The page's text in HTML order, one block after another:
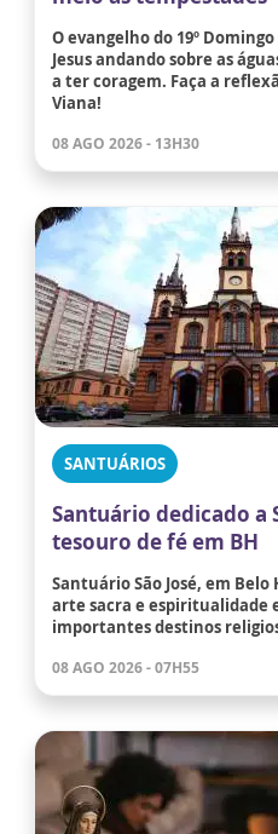
O evangelho do 19º
Jesus andando sobre as
a ter coragem. Faça a
Viana!
08 AGO 2026 - 13H30
SANTUÁRIOS
Santuário dedicado a
tesouro de fé em BH
Santuário São José, em
arte sacra e espiritualidade
importantes destinos
08 AGO 2026 - 07H55